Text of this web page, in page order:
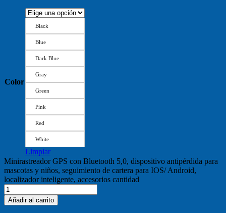
Color
Black
Blue
Dark Blue
Gray
Green
Pink
Red
White
Limpiar
Minirastreador GPS con Bluetooth 5,0, dispositivo antipérdida para
mascotas y niños, seguimiento de cartera para IOS/ Android,
localizador inteligente, accesorios cantidad
Añadir al carrito